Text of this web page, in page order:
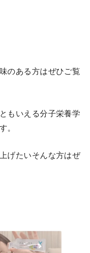
のある方はぜひご覧
もいえる分子栄養学
。
げたいそんな方はぜ